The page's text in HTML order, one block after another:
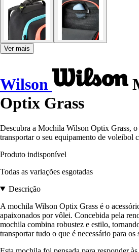
Ver mais
Wilson
Optix Grass
Descubra a Mochila Wilson Optix Grass,
transportar o seu equipamento de voleibol
Produto indisponível
Todas as variações esgotadas
Descrição
A mochila Wilson Optix Grass é o
apaixonados por vôlei. Concebida pela
mochila combina robustez e estilo,
transportar tudo o que é necessário para os